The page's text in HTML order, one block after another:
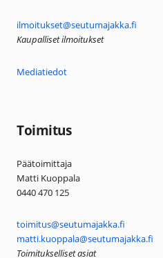
ilmoitukset@seutumajakka.fi
Kaupalliset ilmoitukset
Mediatiedot
Toimitus
Päätoimittaja
Matti Kuoppala
0440 470 125
toimitus@seutumajakka.fi
matti.kuoppala@seutumajakka.fi
Toimitukselliset asiat